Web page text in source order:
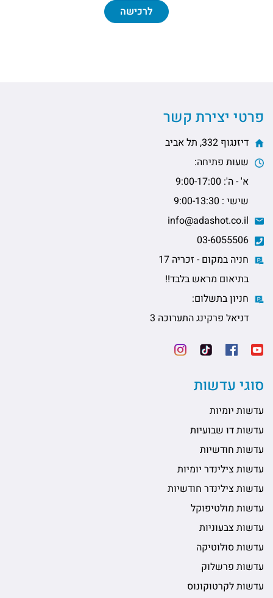
לרכישה
פרטי יצירת קשר
דיזנגוף 332, תל אביב
שעות פתיחה:
א' - ה': 9:00-17:00
שישי : 9:00-13:30
חניה במקום - זכריה 17
בתיאום מראש בלבד!!
חניון בתשלום:
דניאל פרקינג התערוכה 3
סוגי עדשות
עדשות יומיות
עדשות דו שבועיות
עדשות חודשיות
עדשות צילינדר יומיות
עדשות צילינדר חודשיות
עדשות מולטיפוקל
עדשות צבעוניות
עדשות סולוטיקה
עדשות פרשלוק
עדשות לקרטוקונוס